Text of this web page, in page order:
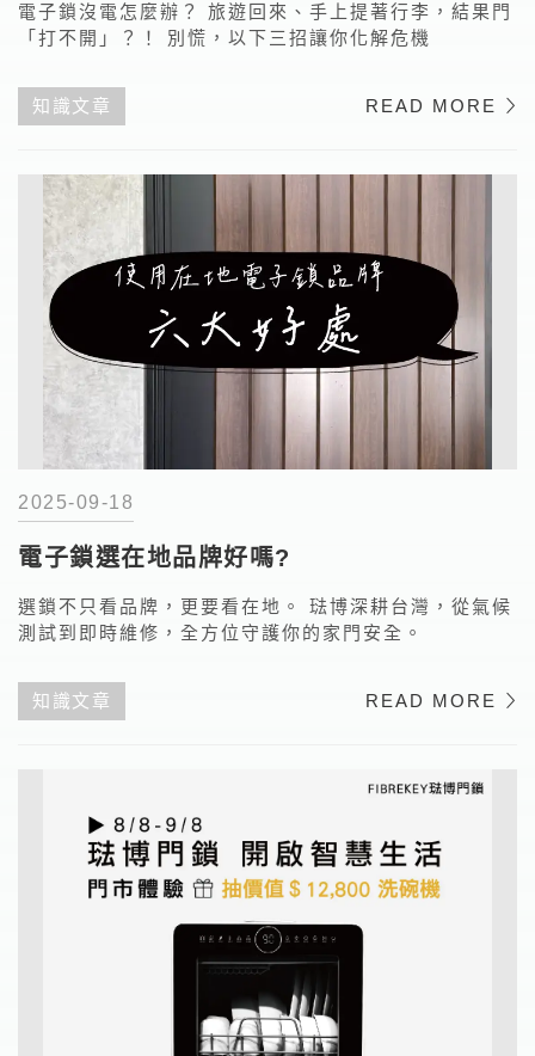
電子鎖沒電怎麼辦？ 旅遊回來、手上提著行李，結果門
「打不開」？！ 別慌，以下三招讓你化解危機
知識文章 READ MORE
2025-09-18
電子鎖選在地品牌好嗎?
選鎖不只看品牌，更要看在地。 琺博深耕台灣，從氣候
測試到即時維修，全方位守護你的家門安全。
知識文章 READ MORE